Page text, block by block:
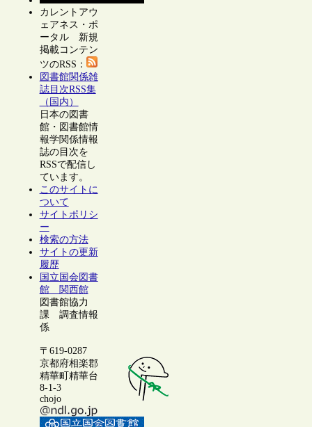
カレントアウ
ェアネス・ポ
ータル 新規
掲載コンテン
ツのRSS：
図書館関係雑
誌目次RSS集
（国内）
日本の図書
館・図書館情
報学関係情報
誌の目次を
RSSで配信し
ています。
このサイトに
ついて
サイトポリシ
ー
検索の方法
サイトの更新
履歴
国立国会図書
館 関西館
図書館協力
課 調査情報
係
〒619-0287
京都府相楽郡
精華町精華台
8-1-3
chojo